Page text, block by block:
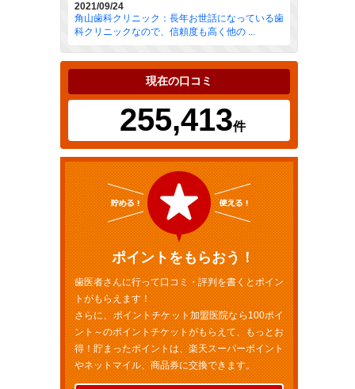
2021/09/24
角山歯科クリニック：長年お世話になっている歯
科クリニックなので、信頼度も高く他の ...
現在の口コミ
255,413件
ポイントをもらおう！
歯医者さんに行って口コミ・評判を書くとポイン
トがもらえます！
さらに、ポイントチケット加盟医院なら100ポイ
ント～のポイントチケットがもらえて、もっとお
得！貯まったポイントは、楽天スーパーポイント
やネットマイル、商品券に交換できます。